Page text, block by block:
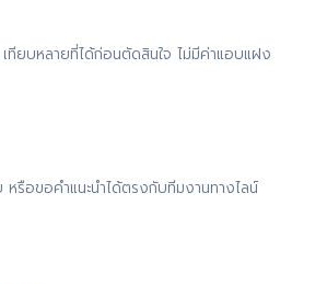
เทียบหลายที่ได้ก่อนตัดสินใจ ไม่มีค่าแอบแฝง
รือขอคำแนะนำได้ตรงกับทีมงานทางไลน์